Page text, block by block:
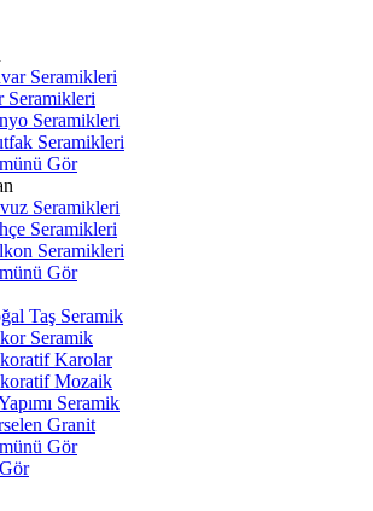
Seramikleri
Seramikleri
Seramikleri
Seramikleri
Gör
Seramikleri
Seramikleri
Seramikleri
Gör
Taş Seramik
Seramik
Karolar
Mozaik
Seramik
Granit
Gör